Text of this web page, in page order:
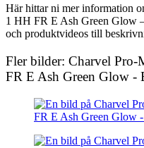
Här hittar ni mer information
1 HH FR E Ash Green Glow
och produktvideos till
Fler bilder: Charvel Pro-
FR E Ash Green Glow -